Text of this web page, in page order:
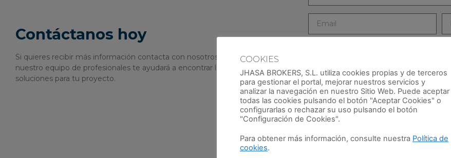
Contáctanos hoy
Si quieres recibir más información contacta con nosotros o llámanos y
nuestro equipo de profesionales te ayudará a encontrar las mejores
soluciones para tu proyecto.
He leído y acepto laAviso Legaly la
COOKIES
JHASA BROKERS, S.L. utiliza cookies propias y de terceros
para gestionar el portal, mejorar nuestros servicios y
analizar la navegación en nuestro Sitio Web. Puede aceptar
todas las cookies pulsando el botón "Aceptar Cookies" o
configurarlas o rechazar su uso pulsando el botón
"Configuración de Cookies".
Para obtener más información, consulte nuestra Política de
cookies.